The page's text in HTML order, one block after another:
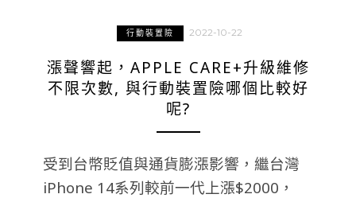
行動裝置險 2022-10-22
漲聲響起，APPLE CARE+升級維修
不限次數, 與行動裝置險哪個比較好
呢?
受到台幣貶值與通貨膨漲影響，繼台灣
iPhone 14系列較前一代上漲$2000，